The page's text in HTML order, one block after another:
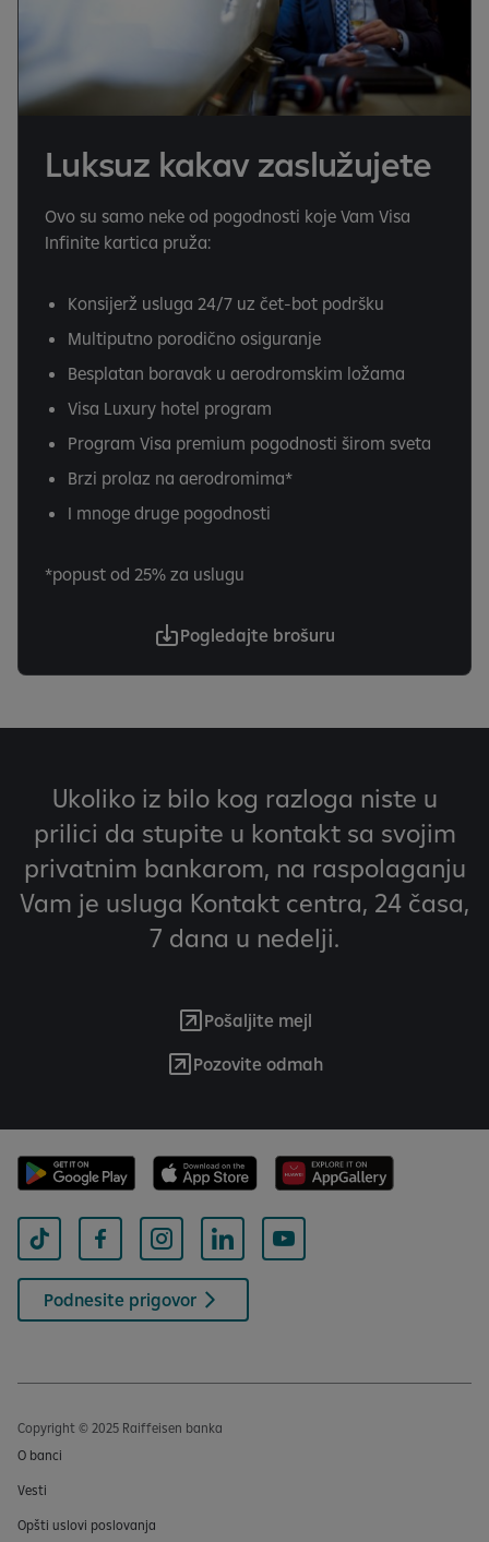
Luksuz kakav zaslužujete
Ovo su samo neke od pogodnosti koje Vam Visa
Infinite kartica pruža:
Konsijerž usluga 24/7 uz čet-bot podršku
Multiputno porodično osiguranje
Besplatan boravak u aerodromskim ložama
Visa Luxury hotel program
Program Visa premium pogodnosti širom sveta
Brzi prolaz na aerodromima*
I mnoge druge pogodnosti
*popust od 25% za uslugu
Pogledajte brošuru
Ukoliko iz bilo kog razloga niste u
prilici da stupite u kontakt sa svojim
privatnim bankarom, na raspolaganju
Vam je usluga Kontakt centra, 24 časa,
7 dana u nedelji.
Pošaljite mejl
Pozovite odmah
Podnesite prigovor
Copyright © 2025 Raiffeisen banka
O banci
Vesti
Opšti uslovi poslovanja